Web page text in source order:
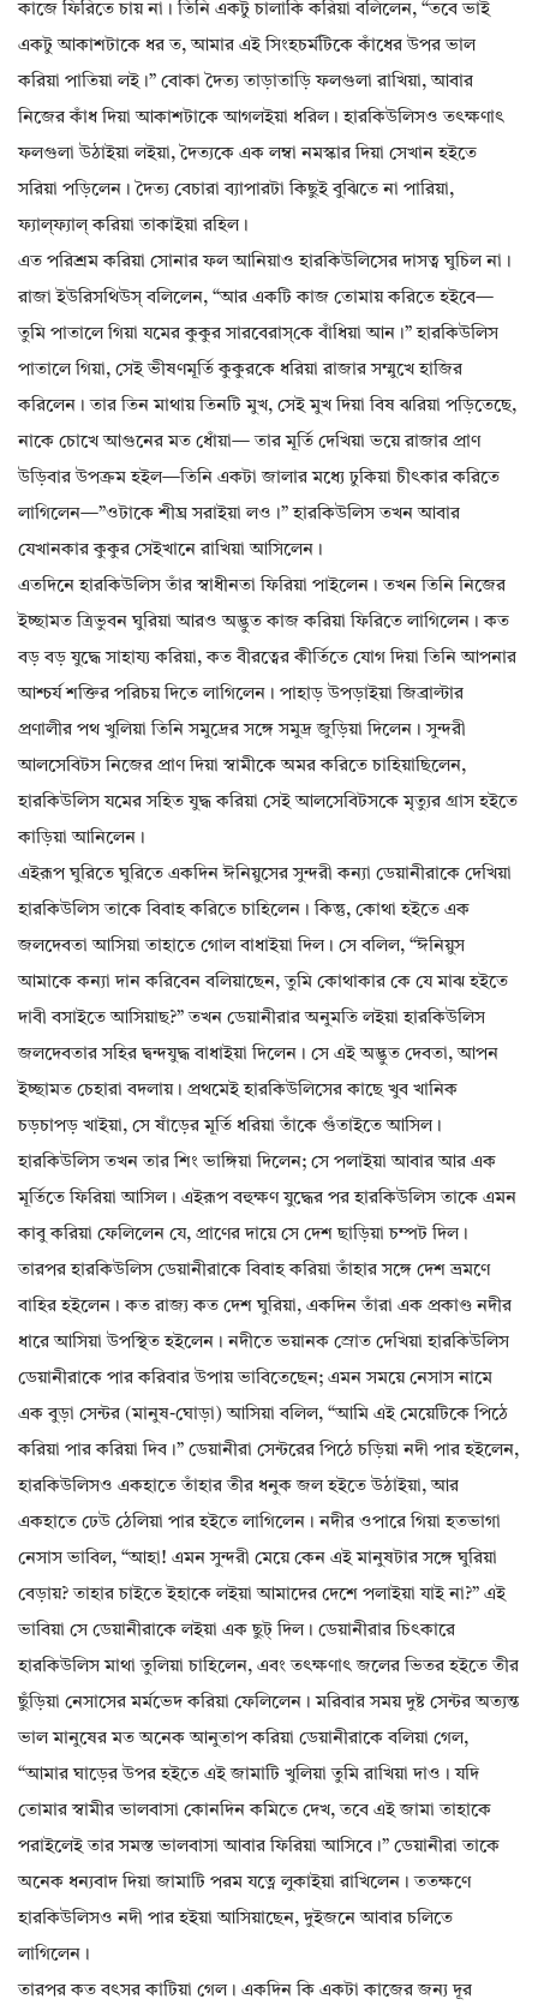
কাজে ফিরিতে চায় না। তিনি একটু চালাকি করিয়া বলিলেন, “তবে ভাই
একটু আকাশটাকে ধর ত, আমার এই সিংহচর্মটিকে কাঁধের উপর ভাল
করিয়া পাতিয়া লই।” বোকা দৈত্য তাড়াতাড়ি ফলগুলা রাখিয়া, আবার
নিজের কাঁধ দিয়া আকাশটাকে আগলইয়া ধরিল। হারকিউলিসও তৎক্ষণাৎ
ফলগুলা উঠাইয়া লইয়া, দৈত্যকে এক লম্বা নমস্কার দিয়া সেখান হইতে
সরিয়া পড়িলেন। দৈত্য বেচারা ব্যাপারটা কিছুই বুঝিতে না পারিয়া,
ফ্যাল্‌ফ্যাল্‌ করিয়া তাকাইয়া রহিল।
এত পরিশ্রম করিয়া সোনার ফল আনিয়াও হারকিউলিসের দাসত্ব ঘুচিল না।
রাজা ইউরিসথিউস্‌ বলিলেন, “আর একটি কাজ তোমায় করিতে হইবে—
তুমি পাতালে গিয়া যমের কুকুর সারবেরাস্‌কে বাঁধিয়া আন।” হারকিউলিস
পাতালে গিয়া, সেই ভীষণমূর্তি কুকুরকে ধরিয়া রাজার সম্মুখে হাজির
করিলেন। তার তিন মাথায় তিনটি মুখ, সেই মুখ দিয়া বিষ ঝরিয়া পড়িতেছে,
নাকে চোখে আগুনের মত ধোঁয়া— তার মূর্তি দেখিয়া ভয়ে রাজার প্রাণ
উড়িবার উপক্রম হইল—তিনি একটা জালার মধ্যে ঢুকিয়া চীৎকার করিতে
লাগিলেন—”ওটাকে শীঘ্র সরাইয়া লও।” হারকিউলিস তখন আবার
যেখানকার কুকুর সেইখানে রাখিয়া আসিলেন।
এতদিনে হারকিউলিস তাঁর স্বাধীনতা ফিরিয়া পাইলেন। তখন তিনি নিজের
ইচ্ছামত ত্রিভুবন ঘুরিয়া আরও অদ্ভুত কাজ করিয়া ফিরিতে লাগিলেন। কত
বড় বড় যুদ্ধে সাহায্য করিয়া, কত বীরত্বের কীর্তিতে যোগ দিয়া তিনি আপনার
আশ্চর্য শক্তির পরিচয় দিতে লাগিলেন। পাহাড় উপড়াইয়া জিব্রাল্টার
প্রণালীর পথ খুলিয়া তিনি সমুদ্রের সঙ্গে সমুদ্র জুড়িয়া দিলেন। সুন্দরী
আলসেবিটস নিজের প্রাণ দিয়া স্বামীকে অমর করিতে চাহিয়াছিলেন,
হারকিউলিস যমের সহিত যুদ্ধ করিয়া সেই আলসেবিটসকে মৃত্যুর গ্রাস হইতে
কাড়িয়া আনিলেন।
এইরূপ ঘুরিতে ঘুরিতে একদিন ঈনিয়ুসের সুন্দরী কন্যা ডেয়ানীরাকে দেখিয়া
হারকিউলিস তাকে বিবাহ করিতে চাহিলেন। কিন্তু, কোথা হইতে এক
জলদেবতা আসিয়া তাহাতে গোল বাধাইয়া দিল। সে বলিল, “ঈনিয়ুস
আমাকে কন্যা দান করিবেন বলিয়াছেন, তুমি কোথাকার কে যে মাঝ হইতে
দাবী বসাইতে আসিয়াছ?” তখন ডেয়ানীরার অনুমতি লইয়া হারকিউলিস
জলদেবতার সহির দ্বন্দযুদ্ধ বাধাইয়া দিলেন। সে এই অদ্ভুত দেবতা, আপন
ইচ্ছামত চেহারা বদলায়। প্রথমেই হারকিউলিসের কাছে খুব খানিক
চড়চাপড় খাইয়া, সে ষাঁড়ের মূর্তি ধরিয়া তাঁকে গুঁতাইতে আসিল।
হারকিউলিস তখন তার শিং ভাঙ্গিয়া দিলেন; সে পলাইয়া আবার আর এক
মূর্তিতে ফিরিয়া আসিল। এইরূপ বহুক্ষণ যুদ্ধের পর হারকিউলিস তাকে এমন
কাবু করিয়া ফেলিলেন যে, প্রাণের দায়ে সে দেশ ছাড়িয়া চম্পট দিল।
তারপর হারকিউলিস ডেয়ানীরাকে বিবাহ করিয়া তাঁহার সঙ্গে দেশ ভ্রমণে
বাহির হইলেন। কত রাজ্য কত দেশ ঘুরিয়া, একদিন তাঁরা এক প্রকাণ্ড নদীর
ধারে আসিয়া উপস্থিত হইলেন। নদীতে ভয়ানক স্রোত দেখিয়া হারকিউলিস
ডেয়ানীরাকে পার করিবার উপায় ভাবিতেছেন; এমন সময়ে নেসাস নামে
এক বুড়া সেন্টর (মানুষ-ঘোড়া) আসিয়া বলিল, “আমি এই মেয়েটিকে পিঠে
করিয়া পার করিয়া দিব।” ডেয়ানীরা সেন্টরের পিঠে চড়িয়া নদী পার হইলেন,
হারকিউলিসও একহাতে তাঁহার তীর ধনুক জল হইতে উঠাইয়া, আর
একহাতে ঢেউ ঠেলিয়া পার হইতে লাগিলেন। নদীর ওপারে গিয়া হতভাগা
নেসাস ভাবিল, “আহা! এমন সুন্দরী মেয়ে কেন এই মানুষটার সঙ্গে ঘুরিয়া
বেড়ায়? তাহার চাইতে ইহাকে লইয়া আমাদের দেশে পলাইয়া যাই না?” এই
ভাবিয়া সে ডেয়ানীরাকে লইয়া এক ছুট্‌ দিল। ডেয়ানীরার চিৎকারে
হারকিউলিস মাথা তুলিয়া চাহিলেন, এবং তৎক্ষণাৎ জলের ভিতর হইতে তীর
ছুঁড়িয়া নেসাসের মর্মভেদ করিয়া ফেলিলেন। মরিবার সময় দুষ্ট সেন্টর অত্যন্ত
ভাল মানুষের মত অনেক আনুতাপ করিয়া ডেয়ানীরাকে বলিয়া গেল,
“আমার ঘাড়ের উপর হইতে এই জামাটি খুলিয়া তুমি রাখিয়া দাও। যদি
তোমার স্বামীর ভালবাসা কোনদিন কমিতে দেখ, তবে এই জামা তাহাকে
পরাইলেই তার সমস্ত ভালবাসা আবার ফিরিয়া আসিবে।” ডেয়ানীরা তাকে
অনেক ধন্যবাদ দিয়া জামাটি পরম যত্নে লুকাইয়া রাখিলেন। ততক্ষণে
হারকিউলিসও নদী পার হইয়া আসিয়াছেন, দুইজনে আবার চলিতে
লাগিলেন।
তারপর কত বৎসর কাটিয়া গেল। একদিন কি একটা কাজের জন্য দূর